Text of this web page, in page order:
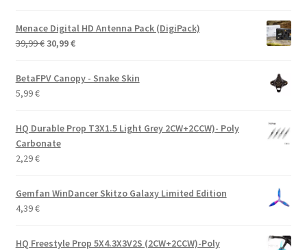
Menace Digital HD Antenna Pack (DigiPack)
39,99€ Alkuperäinen
oli:
39,99 €.
30,99€Nykyinen
30,99 €.
BetaFPV Canopy - Snake Skin
5,99€
HQ Durable Prop T3X1.5 Light Grey 2CW+2CCW)- Poly
Carbonate
2,29€
Gemfan WinDancer Skitzo Galaxy Limited Edition
4,39€
HQ Freestyle Prop 5X4.3X3V2S (2CW+2CCW)-Poly